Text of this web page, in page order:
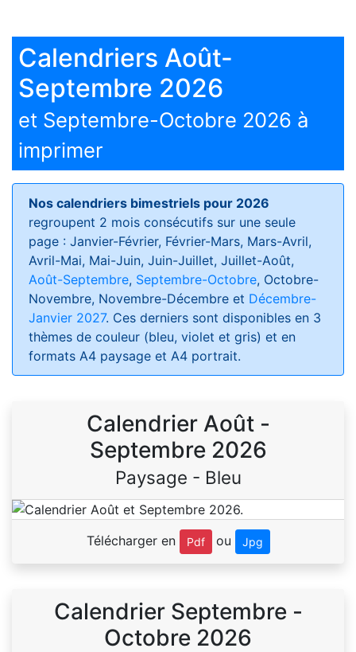
Calendriers Août-
Septembre 2026
et Septembre-Octobre 2026 à
imprimer
Nos calendriers bimestriels pour 2026
regroupent 2 mois consécutifs sur une seule
page : Janvier-Février, Février-Mars, Mars-Avril,
Avril-Mai, Mai-Juin, Juin-Juillet, Juillet-Août,
Août-Septembre, Septembre-Octobre, Octobre-
Novembre, Novembre-Décembre et Décembre-
Janvier 2027. Ces derniers sont disponibles en 3
thèmes de couleur (bleu, violet et gris) et en
formats A4 paysage et A4 portrait.
Calendrier Août -
Septembre 2026
Paysage - Bleu
Télécharger en Pdf ou Jpg
Calendrier Septembre -
Octobre 2026